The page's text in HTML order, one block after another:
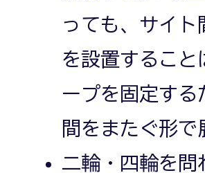
っても、サイ
を設置すること
ープを固定する
間をまたぐ形
二輪・四輪を問